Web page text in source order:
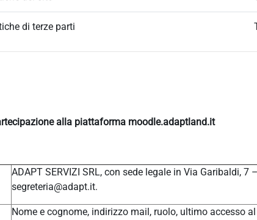
di terze parti
alla piattaforma moodle.adaptland.it
ADAPT SERVIZI SRL, con sede legale in Via Garibaldi,
segreteria@adapt.it.
Nome e cognome, indirizzo mail, ruolo, ultimo accesso